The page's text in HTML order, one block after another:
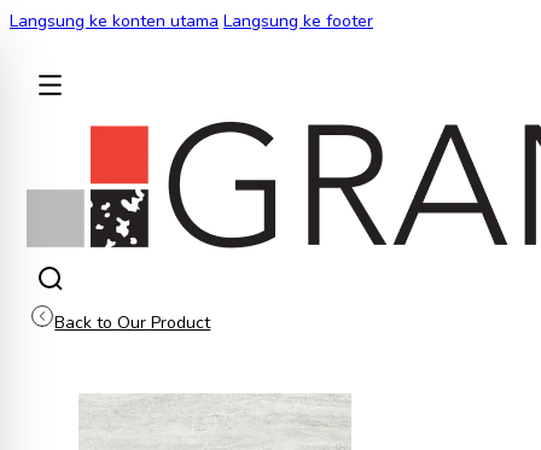
Langsung ke konten utama Langsung ke footer
KEMBALI
Back to Our Product